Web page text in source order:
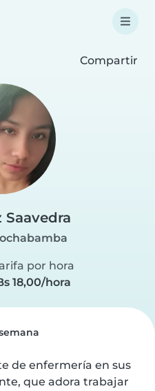
Compartir
Saavedra
por hora
18,00/hora
de enfermería en sus
que adora trabajar